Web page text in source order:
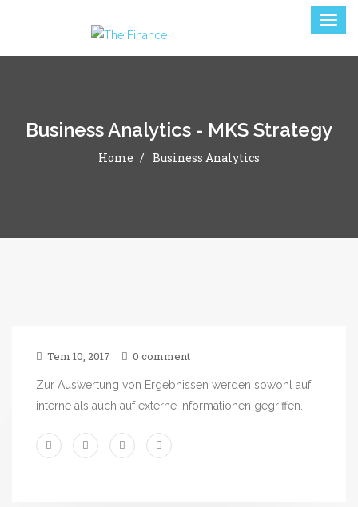
Business Analytics - MKS Strategy
Home Business Analytics
Tem 10, 2017 0 comment
Zur Auswertung von Ergebnissen werden sowohl auf
interne als auch auf externe Informationen gegriffen.